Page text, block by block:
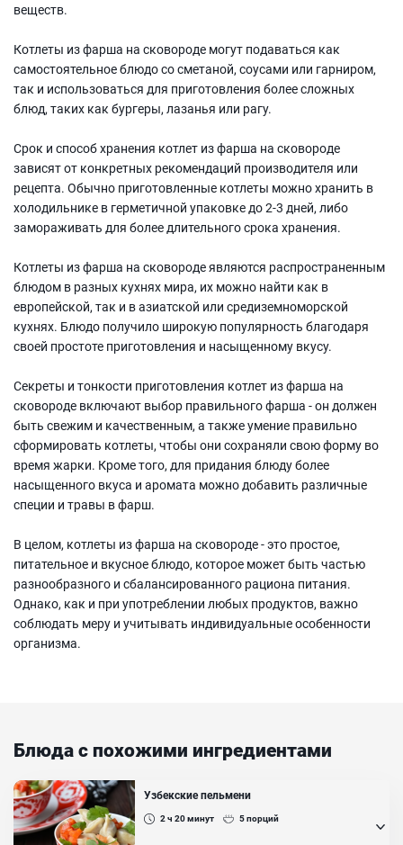
веществ.
Котлеты из фарша на сковороде могут подаваться как
самостоятельное блюдо со сметаной, соусами или гарниром,
так и использоваться для приготовления более сложных
блюд, таких как бургеры, лазанья или рагу.
Срок и способ хранения котлет из фарша на сковороде
зависят от конкретных рекомендаций производителя или
рецепта. Обычно приготовленные котлеты можно хранить в
холодильнике в герметичной упаковке до 2-3 дней, либо
замораживать для более длительного срока хранения.
Котлеты из фарша на сковороде являются распространенным
блюдом в разных кухнях мира, их можно найти как в
европейской, так и в азиатской или средиземноморской
кухнях. Блюдо получило широкую популярность благодаря
своей простоте приготовления и насыщенному вкусу.
Секреты и тонкости приготовления котлет из фарша на
сковороде включают выбор правильного фарша - он должен
быть свежим и качественным, а также умение правильно
сформировать котлеты, чтобы они сохраняли свою форму во
время жарки. Кроме того, для придания блюду более
насыщенного вкуса и аромата можно добавить различные
специи и травы в фарш.
В целом, котлеты из фарша на сковороде - это простое,
питательное и вкусное блюдо, которое может быть частью
разнообразного и сбалансированного рациона питания.
Однако, как и при употреблении любых продуктов, важно
соблюдать меру и учитывать индивидуальные особенности
организма.
Блюда с похожими ингредиентами
Узбекские пельмени
2 ч 20минут 5порций